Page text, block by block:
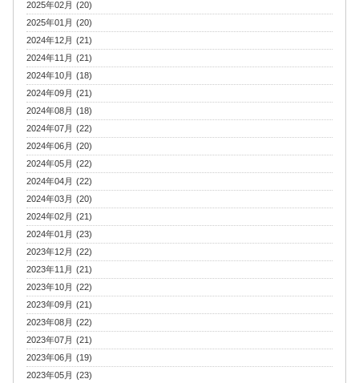
2025年02月 (20)
2025年01月 (20)
2024年12月 (21)
2024年11月 (21)
2024年10月 (18)
2024年09月 (21)
2024年08月 (18)
2024年07月 (22)
2024年06月 (20)
2024年05月 (22)
2024年04月 (22)
2024年03月 (20)
2024年02月 (21)
2024年01月 (23)
2023年12月 (22)
2023年11月 (21)
2023年10月 (22)
2023年09月 (21)
2023年08月 (22)
2023年07月 (21)
2023年06月 (19)
2023年05月 (23)